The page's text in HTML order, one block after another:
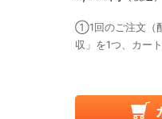
①1回のご注文（
収」を1つ、カー